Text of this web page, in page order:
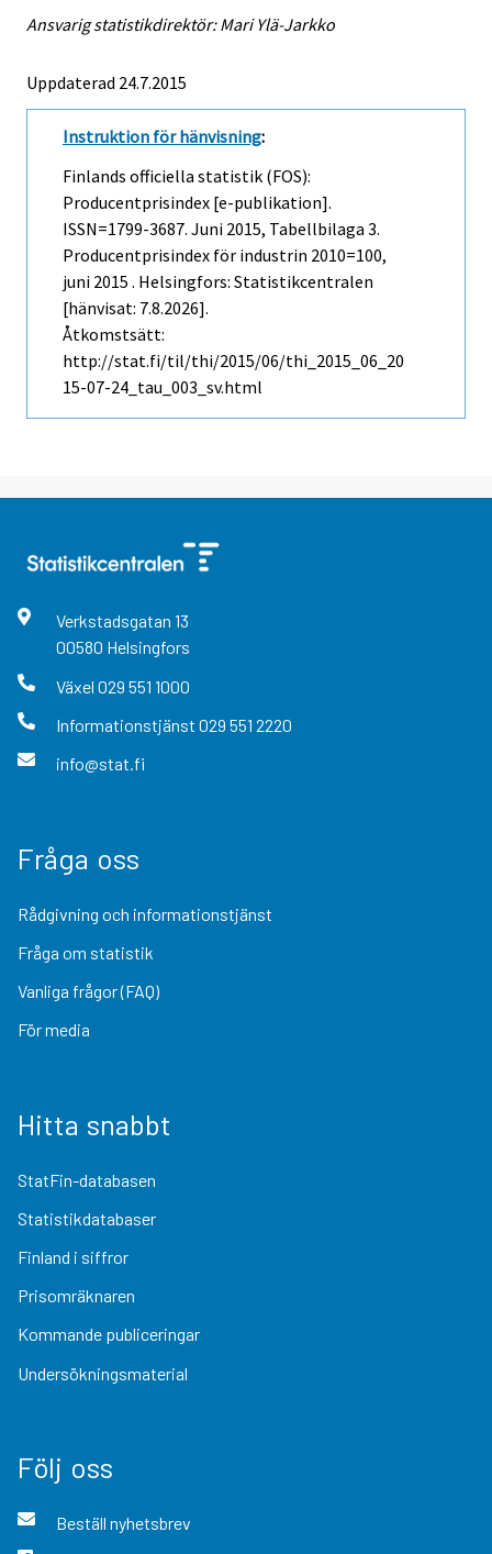
Ansvarig statistikdirektör: Mari Ylä-Jarkko
Uppdaterad 24.7.2015
Instruktion för hänvisning:
Finlands officiella statistik (FOS):
Producentprisindex [e-publikation].
ISSN=1799-3687. Juni 2015, Tabellbilaga 3.
Producentprisindex för industrin 2010=100,
juni 2015 . Helsingfors: Statistikcentralen
[hänvisat: 7.8.2026].
Åtkomstsätt:
http://stat.fi/til/thi/2015/06/thi_2015_06_20
15-07-24_tau_003_sv.html
Verkstadsgatan 13
00580 Helsingfors
Växel 029 551 1000
Informationstjänst 029 551 2220
info@stat.fi
Fråga oss
Rådgivning och informationstjänst
Fråga om statistik
Vanliga frågor (FAQ)
För media
Hitta snabbt
StatFin-databasen
Statistikdatabaser
Finland i siffror
Prisomräknaren
Kommande publiceringar
Undersökningsmaterial
Följ oss
Beställ nyhetsbrev